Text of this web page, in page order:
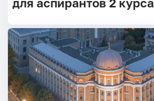
для аспирантов 2 курса